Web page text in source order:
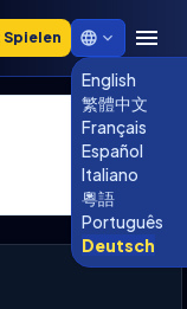
English
繁體中文
Français
Español
Italiano
粵語
Português
Deutsch